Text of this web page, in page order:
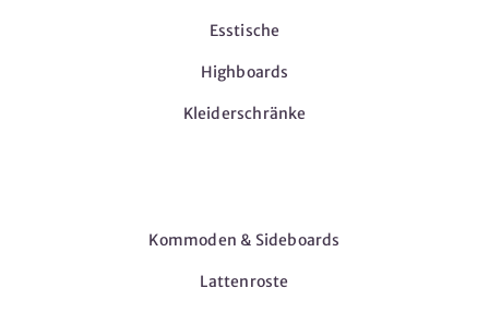
Esstische
Highboards
Kleiderschränke
Kommoden & Sideboards
Lattenroste